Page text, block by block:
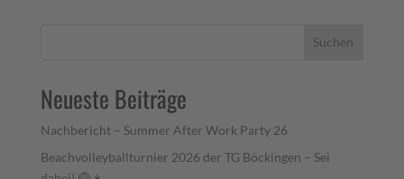
Suchen
Neueste Beiträge
Nachbericht – Summer After Work Party 26
Beachvolleyballturnier 2026 der TG Böckingen – Sei